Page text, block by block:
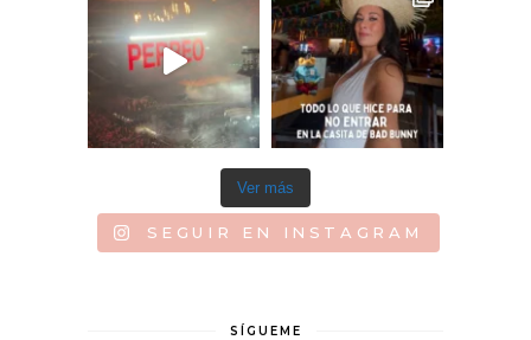
Ver más
SEGUIR EN INSTAGRAM
SÍGUEME